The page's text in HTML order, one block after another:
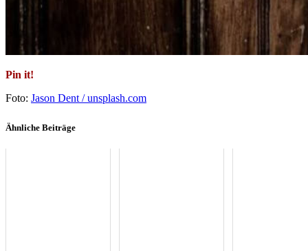
Pin it!
Foto: Jason Dent / unsplash.com
Ähnliche Beiträge